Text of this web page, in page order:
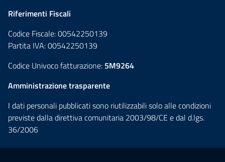
Riferimenti Fiscali
Codice Fiscale: 00542250139
Partita IVA: 00542250139
Codice Univoco fatturazione: 5M9264
Amministrazione trasparente
I dati personali pubblicati sono riutilizzabili solo alle condizioni
previste dalla direttiva comunitaria 2003/98/CE e dal d.lgs.
36/2006